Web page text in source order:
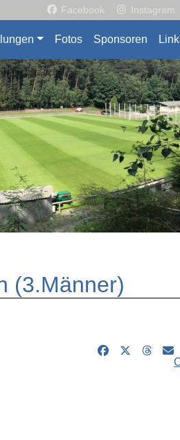
Facebook Instagram
Fotos Sponsoren
(3.Männer)